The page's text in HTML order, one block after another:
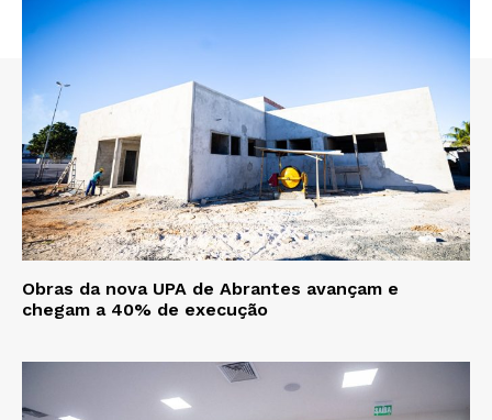
Obras da nova UPA de Abrantes avançam e
chegam a 40% de execução